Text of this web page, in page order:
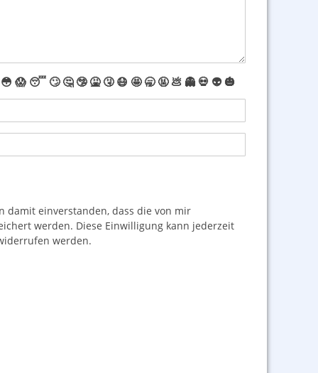
😳 😱 😴 🙄 🤔 🤥 🤮 🤧 😷 🤩 🥱 🤬 💩 👻 💀 👽 🎃
einverstanden, dass die von mir
werden. Diese Einwilligung kann jederzeit
werden.